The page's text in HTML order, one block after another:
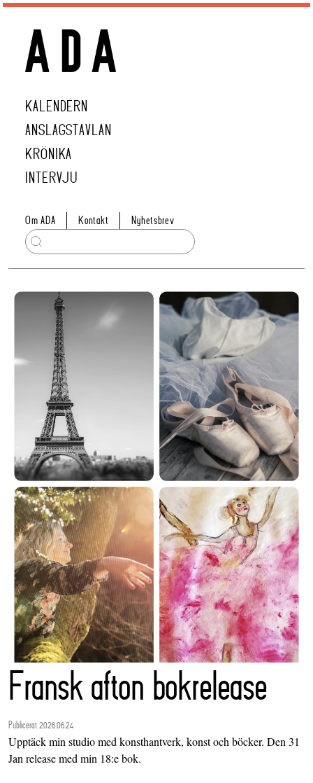
KALENDERN
ANSLAGSTAVLAN
KRÖNIKA
INTERVJU
Om ADA Kontakt Nyhetsbrev
Fransk afton bokrelease
Publicerat 2026.06.24
Upptäck min studio med konsthantverk, konst och böcker. Den 31
Jan release med min 18:e bok.